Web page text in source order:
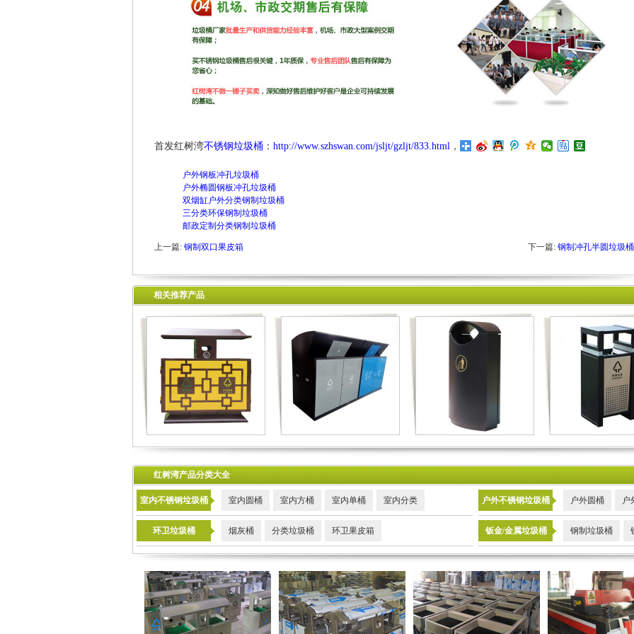
首发红树湾不锈钢垃圾桶 ： http://www.szhswan.com/jsljt/gzljt/833.html ，
户外钢板冲孔垃圾桶
户外椭圆钢板冲孔垃圾桶
双烟缸户外分类钢制垃圾桶
三分类环保钢制垃圾桶
邮政定制分类钢制垃圾桶
上一篇: 钢制双口果皮箱 下一篇: 钢制冲孔半圆垃圾桶
相关推荐产品
红树湾产品分类大全
室内不锈钢垃圾桶 室内圆桶 室内方桶 室内单桶 室内分类
环卫垃圾桶 烟灰桶 分类垃圾桶 环卫果皮箱
户外不锈钢垃圾桶 户外圆桶 户
钣金/金属垃圾桶 钢制垃圾桶